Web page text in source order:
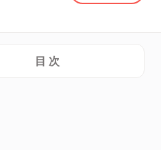
目 次